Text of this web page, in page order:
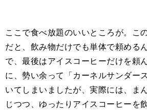
ここで食べ放題のいいところが。こ
だと、飲み物だけでも単体で頼める
で、最後はアイスコーヒーだけを頼
に、勢い余って「カーネルサンダー
いてしまいましたが、実際には、ま
じつつ、ゆったりアイスコーヒーを